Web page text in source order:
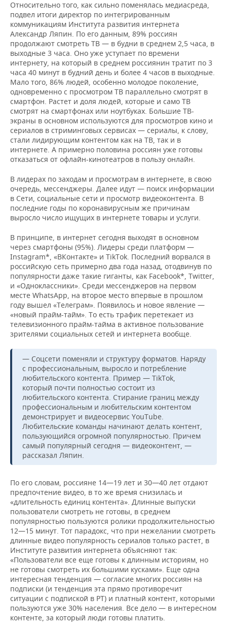
Относительно того, как сильно поменялась медиасреда,
подвел итоги директор по интегрированным
коммуникациям Института развития интернета
Александр Ляпин. По его данным, 89% россиян
продолжают смотреть ТВ — в будни в среднем 2,5 часа, в
выходные 3 часа. Оно уже уступает по времени
интернету, на который в среднем россиянин тратит по 3
часа 40 минут в будний день и более 4 часов в выходные.
Мало того, 86% людей, особенно молодое поколение,
одновременно с просмотром ТВ параллельно смотрят в
смартфон. Растет и доля людей, которые и само ТВ
смотрят на смартфонах или ноутбуках. Большие ТВ-
экраны в основном используются для просмотров кино и
сериалов в стриминговых сервисах — сериалы, к слову,
стали лидирующим контентом как на ТВ, так и в
интернете. А примерно половина россиян уже готовы
отказаться от офлайн-кинотеатров в пользу онлайн.
В лидерах по заходам и просмотрам в интернете, в свою
очередь, мессенджеры. Далее идут — поиск информации
в Сети, социальные сети и просмотр видеоконтента. В
последние годы по коронавирусным же причинам
выросло число ищущих в интернете товары и услуги.
В принципе, в интернет сегодня выходят в основном
через смартфоны (95%). Лидеры среди платформ —
Instagram*, «ВКонтакте» и TikTok. Последний ворвался в
российскую сеть примерно два года назад, отодвинув по
популярности даже такие гиганты, как Facebook*, Twitter,
и «Одноклассники». Среди мессенджеров на первом
месте WhatsApp, на второе место впервые в прошлом
году вышел «Телеграм». Появилось и новое явление —
«новый прайм-тайм». То есть трафик перетекает из
телевизионного прайм-тайма в активное пользование
зрителями социальных сетей и интернета вообще.
— Соцсети поменяли и структуру форматов. Наряду
с профессиональным, выросло и потребление
любительского контента. Пример — TikTok,
который почти полностью состоит из
любительского контента. Стирание границ между
профессиональным и любительским контентом
демонстрирует и видеосервис YouTube.
Любительские команды начинают делать контент,
пользующийся огромной популярностью. Причем
самый популярный сегодня — видеоконтент, —
рассказал Ляпин.
По его словам, россияне 14—19 лет и 30—40 лет отдают
предпочтение видео, в то же время снизилась и
«длительность единиц контента». Длинные выпуски
пользователи смотреть не готовы, в среднем
популярностью пользуются ролики продолжительностью
12—15 минут. Тот парадокс, что при нежелании смотреть
длинные видео популярность сериалов только растет, в
Институте развития интернета объясняют так:
«Пользователи все еще готовы к длинным историям, но
не готовы смотреть их большими кусками». Еще одна
интересная тенденция — согласие многих россиян на
подписки (и тенденция эта прямо противоречит
ситуации с подпиской в РТ) и платный контент, которыми
пользуются уже 30% населения. Все дело — в интересном
контенте, за который люди готовы платить.